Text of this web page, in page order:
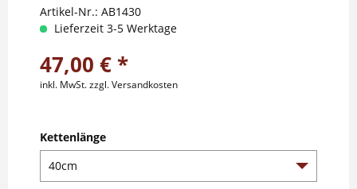
Artikel-Nr.: AB1430
Lieferzeit 3-5 Werktage
47,00 € *
inkl. MwSt.zzgl. Versandkosten
Kettenlänge